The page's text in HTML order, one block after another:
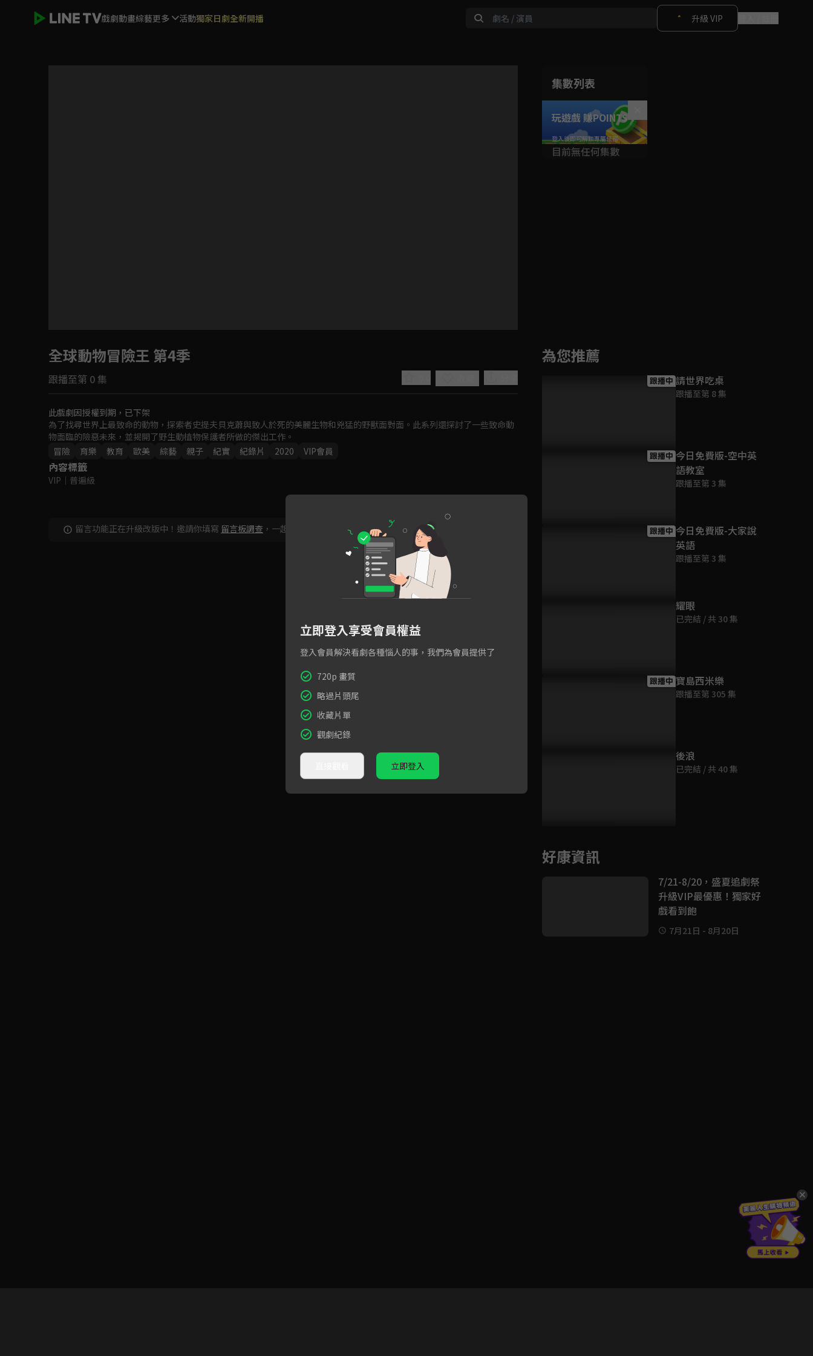
戲劇動畫綜藝更多 活動獨家日劇全新開播 升級 VIP
如有不便請見諒
集數列表
玩遊戲 賺POINTS！
目前無任何集數
全球動物冒險王 第4季
跟播至第 0 集
此戲劇因授權到期，已下架
為了找尋世界上最致命的動物，探索者史提夫貝克蕭與致人於死的美麗生物和兇猛的野獸面對面。此系列還探討了一些致命動
物面臨的險惡未來，並揭開了野生動植物保護者所做的傑出工作。
冒險
育樂 教育 歐美 綜藝 親子 紀實 紀錄片 2020 VIP會員
內容標籤
VIP ｜ 普遍級
留言功能正在升級改版中！邀請你填寫 留言板調查 ，一起共創新版留言功能！
為您推薦
跟播中 請世界吃桌
跟播至第 8 集
跟播中 今日免費版-空中英
語教室
跟播至第 3 集
跟播中 今日免費版-大家說
英語
跟播至第 3 集
耀眼
已完結 / 共 30 集
跟播中 寶島西米樂
跟播至第 305 集
後浪
已完結 / 共 40 集
好康資訊
7/21-8/20，盛夏追劇祭
升級VIP最優惠！獨家好
戲看到飽
7月21日 - 8月20日
立即登入享受會員權益
登入會員解決看劇各種惱人的事，我們為會員提供了
720p 畫質
略過片頭尾
收藏片單
觀劇紀錄
立即登入